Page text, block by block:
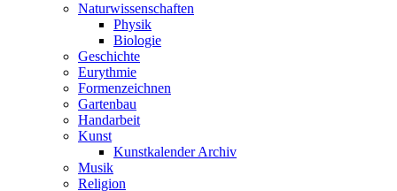
Naturwissenschaften
Physik
Biologie
Geschichte
Eurythmie
Formenzeichnen
Gartenbau
Handarbeit
Kunst
Kunstkalender Archiv
Musik
Religion